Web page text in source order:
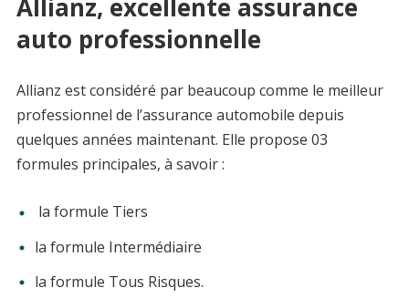
Allianz, excellente assurance
auto professionnelle
Allianz est considéré par beaucoup comme le meilleur
professionnel de l’assurance automobile depuis
quelques années maintenant. Elle propose 03
formules principales, à savoir :
la formule Tiers
la formule Intermédiaire
la formule Tous Risques.